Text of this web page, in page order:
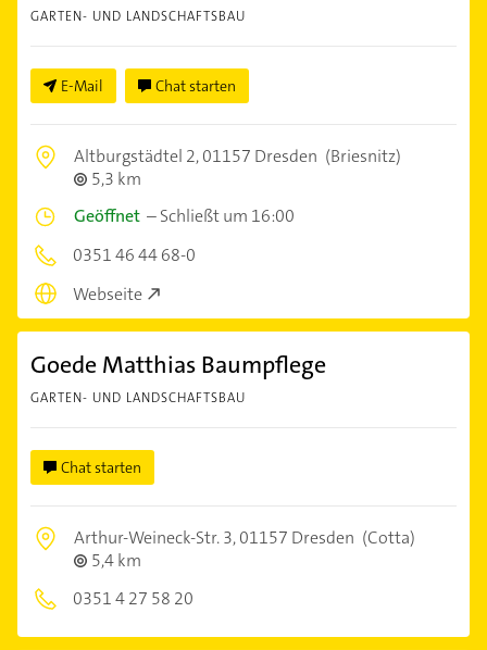
GARTEN- UND LANDSCHAFTSBAU
E-Mail Chat starten
Altburgstädtel 2,01157 Dresden (Briesnitz)
5,3 km
Geöffnet –Schließt um 16:00
0351 46 44 68-0
Webseite
Goede Matthias Baumpflege
GARTEN- UND LANDSCHAFTSBAU
Chat starten
Arthur-Weineck-Str. 3,01157 Dresden (Cotta)
5,4 km
0351 4 27 58 20